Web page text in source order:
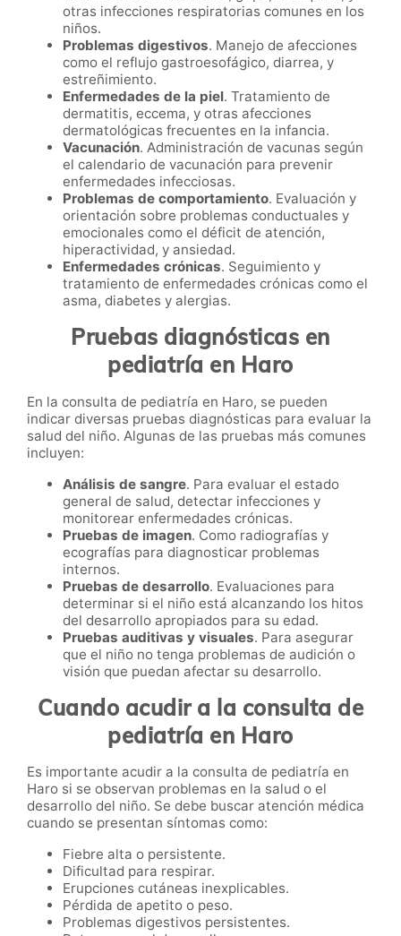
otras infecciones respiratorias comunes en los
niños.
Problemas digestivos. Manejo de afecciones
como el reflujo gastroesofágico, diarrea, y
estreñimiento.
Enfermedades de la piel. Tratamiento de
dermatitis, eccema, y otras afecciones
dermatológicas frecuentes en la infancia.
Vacunación. Administración de vacunas según
el calendario de vacunación para prevenir
enfermedades infecciosas.
Problemas de comportamiento. Evaluación y
orientación sobre problemas conductuales y
emocionales como el déficit de atención,
hiperactividad, y ansiedad.
Enfermedades crónicas. Seguimiento y
tratamiento de enfermedades crónicas como el
asma, diabetes y alergias.
Pruebas diagnósticas en
pediatría en Haro
En la consulta de pediatría en Haro, se pueden
indicar diversas pruebas diagnósticas para evaluar la
salud del niño. Algunas de las pruebas más comunes
incluyen:
Análisis de sangre. Para evaluar el estado
general de salud, detectar infecciones y
monitorear enfermedades crónicas.
Pruebas de imagen. Como radiografías y
ecografías para diagnosticar problemas
internos.
Pruebas de desarrollo. Evaluaciones para
determinar si el niño está alcanzando los hitos
del desarrollo apropiados para su edad.
Pruebas auditivas y visuales. Para asegurar
que el niño no tenga problemas de audición o
visión que puedan afectar su desarrollo.
Cuando acudir a la consulta de
pediatría en Haro
Es importante acudir a la consulta de pediatría en
Haro si se observan problemas en la salud o el
desarrollo del niño. Se debe buscar atención médica
cuando se presentan síntomas como:
Fiebre alta o persistente.
Dificultad para respirar.
Erupciones cutáneas inexplicables.
Pérdida de apetito o peso.
Problemas digestivos persistentes.